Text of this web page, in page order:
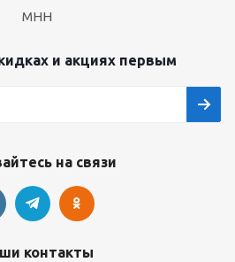
МНН
и акциях первым
на связи
контакты